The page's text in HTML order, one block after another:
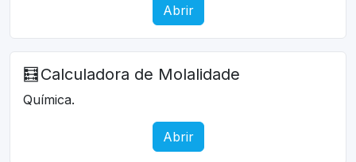
Abrir
🧮 Calculadora de Molalidade
Química.
Abrir